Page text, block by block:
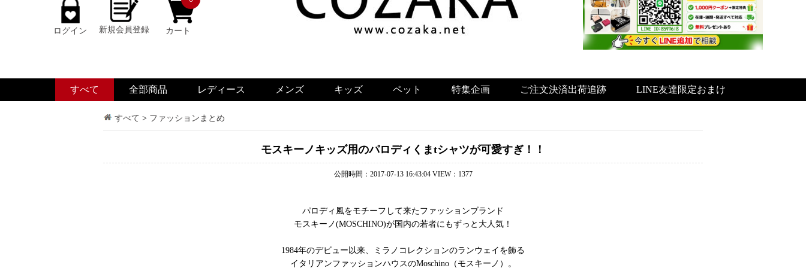
ログイン 新規会員登録 カート
すべて 全部商品 レディース メンズ キッズ ペット 特集企画 ご注文決済出荷追跡 LINE友達限定おまけ
すべて > ファッションまとめ
モスキーノキッズ用のパロディくまtシャツが可愛すぎ！！
公開時間：2017-07-13 16:43:04 VIEW：1377
パロディ風をモチーフして来たファッションブランド
モスキーノ(MOSCHINO)が国内の若者にもずっと大人気！
1984年のデビュー以来、ミラノコレクションのランウェイを飾る
イタリアンファッションハウスのMoschino（モスキーノ）。